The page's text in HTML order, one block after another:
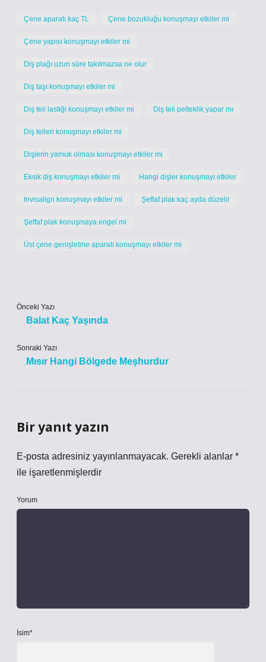
Çene aparatı kaç TL Çene bozukluğu konuşmayı etkiler mi
Çene yapısı konuşmayı etkiler mi
Diş plağı uzun süre takılmazsa ne olur
Diş taşı konuşmayı etkiler mi
Diş teli lastiği konuşmayı etkiler mi Diş teli pelteklik yapar mı
Diş telleri konuşmayı etkiler mi
Dişlerin yamuk olması konuşmayı etkiler mi
Eksik diş konuşmayı etkiler mi Hangi dişler konuşmayı etkiler
Invisalign konuşmayı etkiler mi Şeffaf plak kaç ayda düzelir
Şeffaf plak konuşmaya engel mi
Üst çene genişletme aparatı konuşmayı etkiler mi
Önceki Yazı
Balat Kaç Yaşında
Sonraki Yazı
Mısır Hangi Bölgede Meşhurdur
Bir yanıt yazın
E-posta adresiniz yayınlanmayacak. Gerekli alanlar *
ile işaretlenmişlerdir
Yorum
İsim*